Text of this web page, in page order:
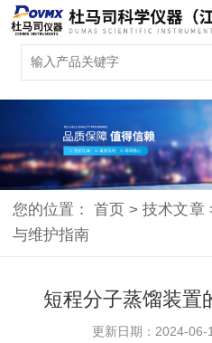
您的位置：首页 > 技术文章
与维护指南
短程分子蒸馏装置
更新日期：2024-